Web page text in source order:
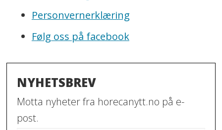
Personvernerklæring
Følg oss på facebook
NYHETSBREV
Motta nyheter fra horecanytt.no på e-
post.